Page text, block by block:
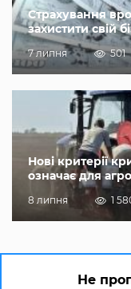
Страхування
захистити свій
7 липня 501
Нові критерії
означає для
8 липня 1
Не